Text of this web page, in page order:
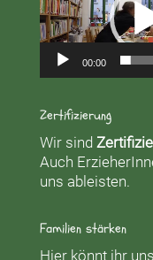
00:00
Zertifizierung
Wir sind
Auch
uns ableisten.
Familien stärken
Hier könnt ihr